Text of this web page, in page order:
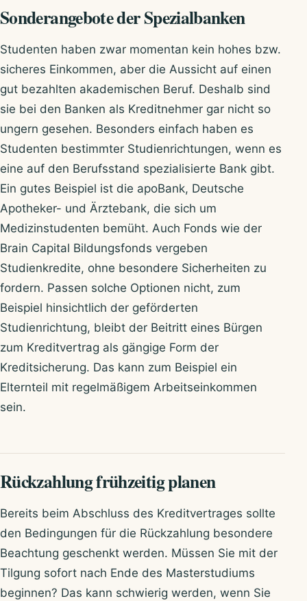
Sonderangebote der Spezialbanken
Studenten haben zwar momentan kein hohes bzw.
sicheres Einkommen, aber die Aussicht auf einen
gut bezahlten akademischen Beruf. Deshalb sind
sie bei den Banken als Kreditnehmer gar nicht so
ungern gesehen. Besonders einfach haben es
Studenten bestimmter Studienrichtungen, wenn es
eine auf den Berufsstand spezialisierte Bank gibt.
Ein gutes Beispiel ist die apoBank, Deutsche
Apotheker- und Ärztebank, die sich um
Medizinstudenten bemüht. Auch Fonds wie der
Brain Capital Bildungsfonds vergeben
Studienkredite, ohne besondere Sicherheiten zu
fordern. Passen solche Optionen nicht, zum
Beispiel hinsichtlich der geförderten
Studienrichtung, bleibt der Beitritt eines Bürgen
zum Kreditvertrag als gängige Form der
Kreditsicherung. Das kann zum Beispiel ein
Elternteil mit regelmäßigem Arbeitseinkommen
sein.
Rückzahlung frühzeitig planen
Bereits beim Abschluss des Kreditvertrages sollte
den Bedingungen für die Rückzahlung besondere
Beachtung geschenkt werden. Müssen Sie mit der
Tilgung sofort nach Ende des Masterstudiums
beginnen? Das kann schwierig werden, wenn Sie